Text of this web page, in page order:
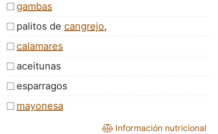
gambas
palitos de cangrejo,
calamares
aceitunas
esparragos
mayonesa
Información nutricional